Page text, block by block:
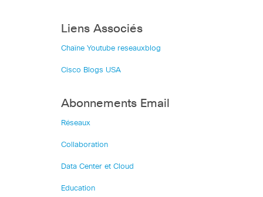
Liens Associés
Chaîne Youtube reseauxblog
Cisco Blogs USA
Abonnements Email
Réseaux
Collaboration
Data Center et Cloud
Education